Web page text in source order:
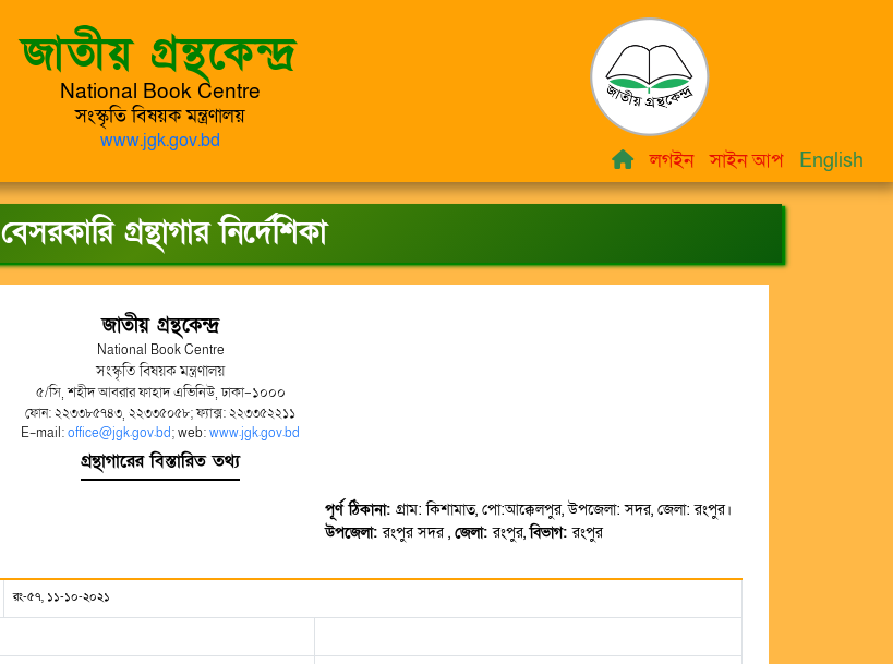
জাতীয় গ্রন্থকেন্দ্র
National Book Centre
সংস্কৃতি বিষয়ক মন্ত্রণালয়
www.jgk.gov.bd
লগইন সাইন আপ English
বেসরকারি গ্রন্থাগার নির্দেশিকা
জাতীয় গ্রন্থকেন্দ্র
National Book Centre
সংস্কৃতি বিষয়ক মন্ত্রণালয়
৫/সি, শহীদ আবরার ফাহাদ এভিনিউ, ঢাকা-১০০০
ফোন: ২২৩৩৮৫৭৪৩, ২২৩৩৫০৫৮; ফ্যাক্স: ২২৩৩৫২২১১
E-mail:office@jgk.gov.bd; web:www.jgk.gov.bd
গ্রন্থাগারের বিস্তারিত তথ্য
পূর্ণ ঠিকানা: গ্রাম: কিশামাত, পো:আক্কেলপুর, উপজেলা: সদর, জেলা: রংপুর।
উপজেলা:রংপুর সদর , জেলা:রংপুর,বিভাগ:রংপুর
রং-৫৭, ১১-১০-২০২১